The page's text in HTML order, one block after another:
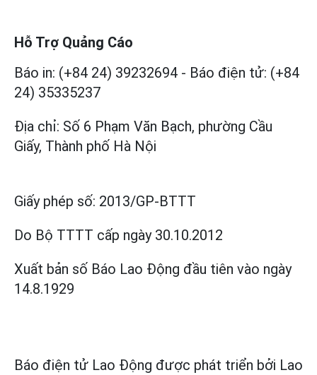
Hỗ Trợ Quảng Cáo
Báo in: (+84 24) 39232694 - Báo điện tử: (+84
24) 35335237
Địa chỉ: Số 6 Phạm Văn Bạch, phường Cầu
Giấy, Thành phố Hà Nội
Giấy phép số: 2013/GP-BTTT
Do Bộ TTTT cấp ngày 30.10.2012
Xuất bản số Báo Lao Động đầu tiên vào ngày
14.8.1929
Báo điện tử Lao Động được phát triển bởi Lao